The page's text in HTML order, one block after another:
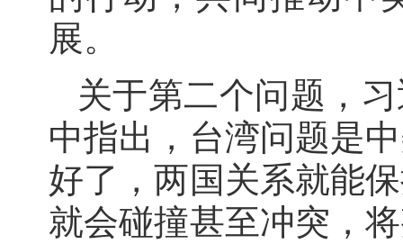
展。
关于第二个问题，
中指出，台湾问题是
好了，两国关系就能
就会碰撞甚至冲突，